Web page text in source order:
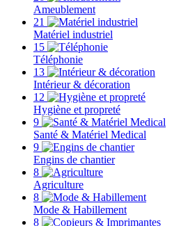
Ameublement
21
Matériel industriel
15
Téléphonie
13
Intérieur & décoration
12
Hygiène et propreté
9
Santé & Matériel Medical
9
Engins de chantier
8
Agriculture
8
Mode & Habillement
8